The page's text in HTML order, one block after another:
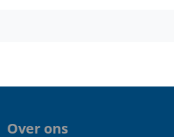
Over ons